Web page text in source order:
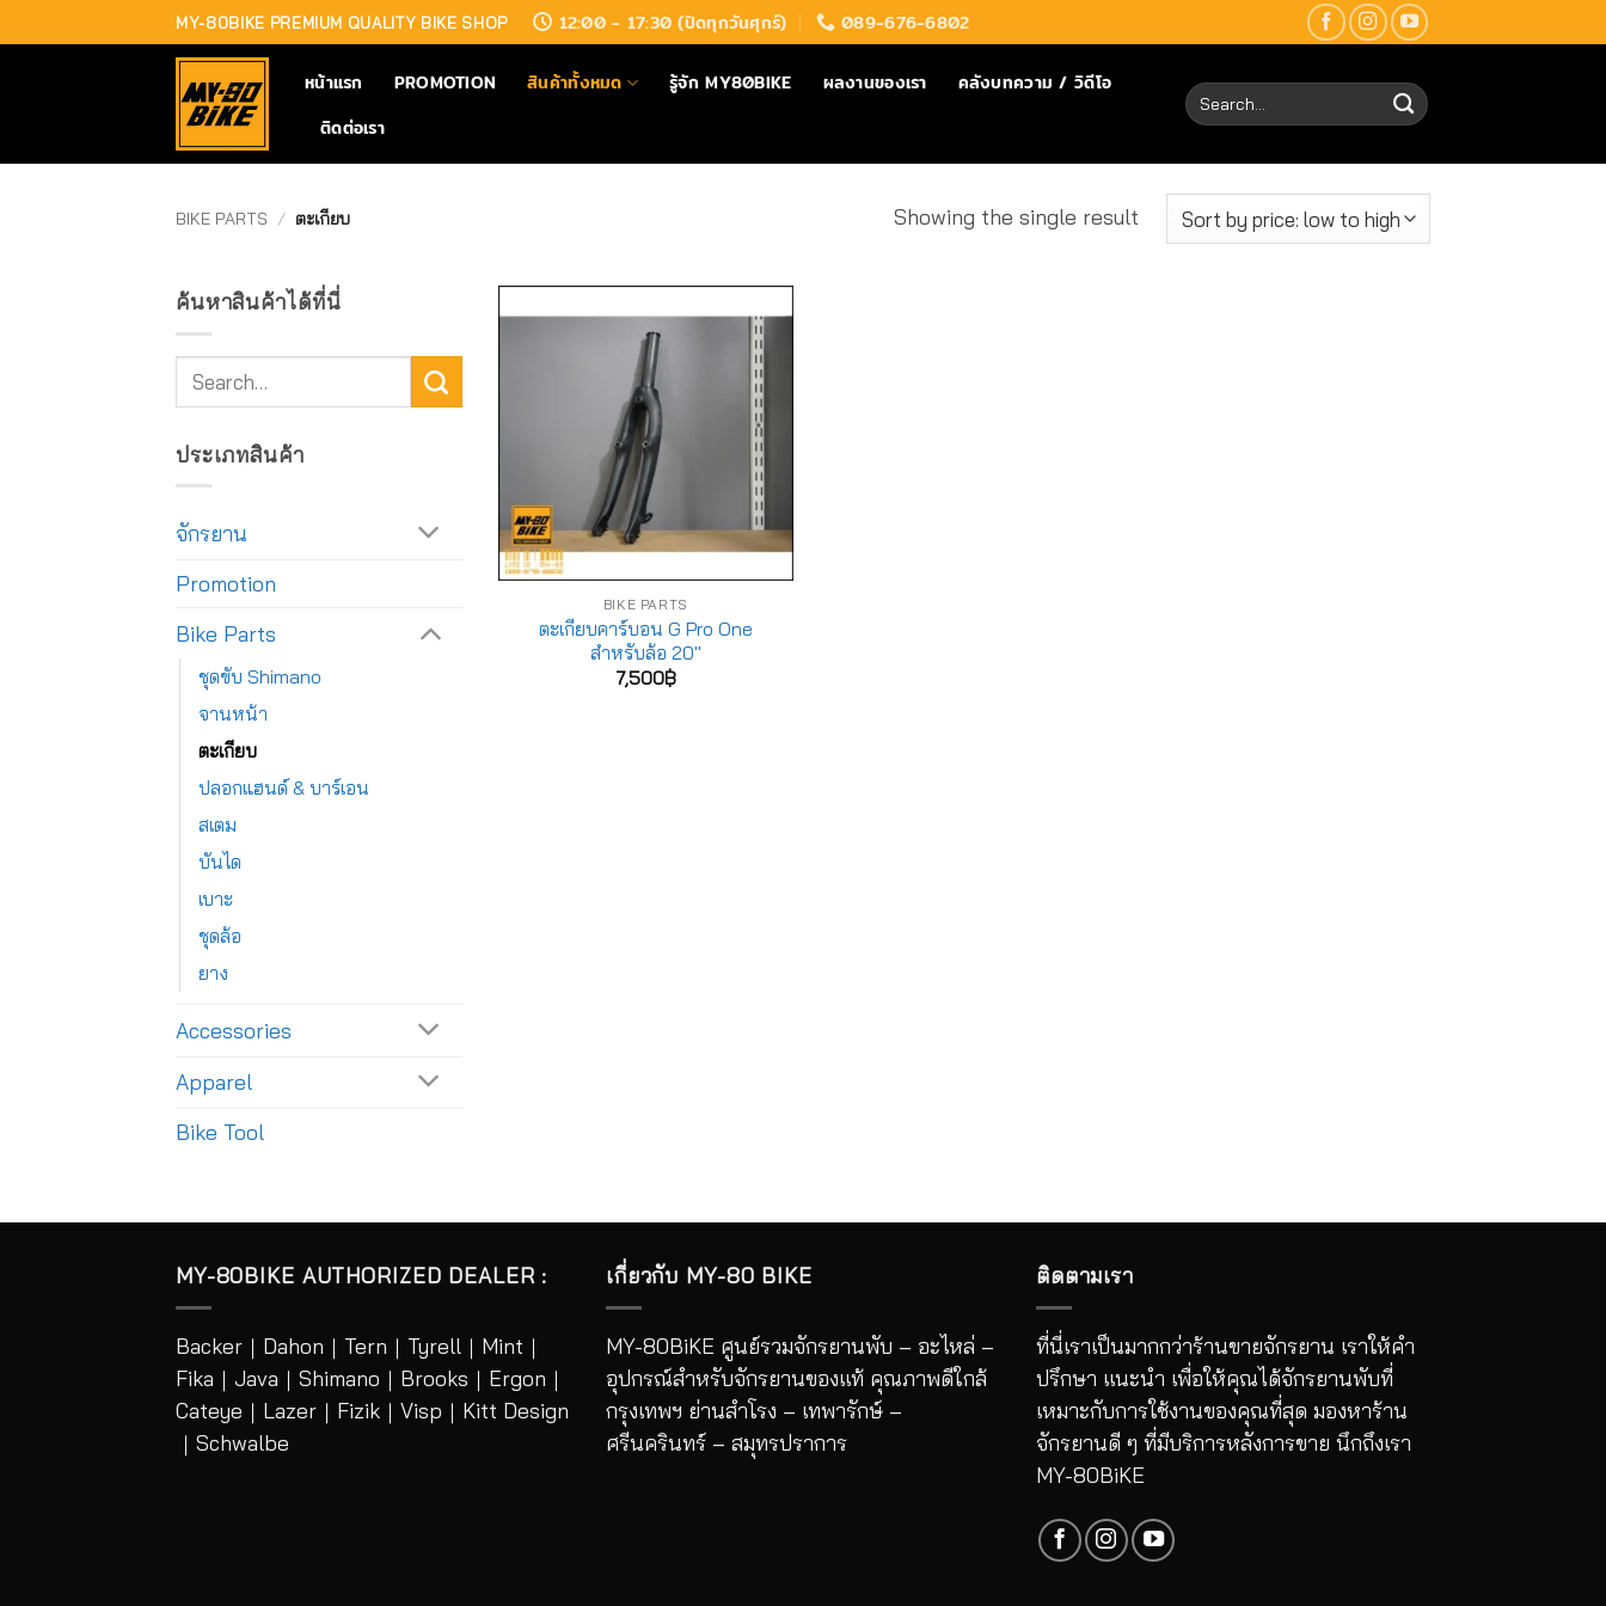
to
MY-80BIKE PREMIUM QUALITY BIKE SHOP 12:00 - 17:30 (ปิดทุกวันศุกร์) 089-676-6802
หน้าแรก PROMOTION สินค้าทั้งหมด รู้จัก MY80BIKE ผลงานของเรา
คลังบทความ / วิดีโอ
ติดต่อเรา
Search
for:
BIKE PARTS / ตะเกียบ Showing the single result
ค้นหาสินค้าได้ที่นี่
Search
ประเภทสินค้า
จักรยาน
Promotion
Bike Parts
ชุดขับ Shimano
จานหน้า
ตะเกียบ
ปลอกแฮนด์ & บาร์เอน
สเตม
บันได
เบาะ
ชุดล้อ
ยาง
Accessories
Apparel
Bike Tool
BIKE PARTS
ตะเกียบคาร์บอน G Pro One
สำหรับล้อ 20″
7,500฿
MY-80BIKE AUTHORIZED DEALER :
Backer ｜ Dahon ｜ Tern ｜ Tyrell ｜ Mint ｜
Fika ｜ Java ｜ Shimano ｜ Brooks ｜ Ergon ｜
Cateye ｜ Lazer ｜Fizik｜Visp｜Kitt Design
｜ Schwalbe
เกี่ยวกับ MY-80 BIKE
MY-80BiKE ศูนย์รวมจักรยานพับ – อะไหล่ –
อุปกรณ์สำหรับจักรยานของแท้ คุณภาพดีใกล้
กรุงเทพฯ ย่านสำโรง – เทพารักษ์ –
ศรีนครินทร์ – สมุทรปราการ
ติดตามเรา
ที่นี่เราเป็นมากกว่าร้านขายจักรยาน เราให้คำ
ปรึกษา แนะนำ เพื่อให้คุณได้จักรยานพับที่
เหมาะกับการใช้งานของคุณที่สุด มองหาร้าน
จักรยานดี ๆ ที่มีบริการหลังการขาย นึกถึงเรา
MY-80BiKE